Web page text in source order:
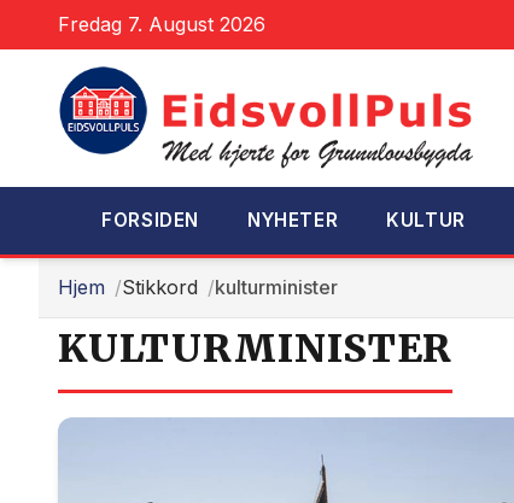
Fredag 7. August 2026
FORSIDEN NYHETER KULTUR
Hjem Stikkord kulturminister
KULTURMINISTER